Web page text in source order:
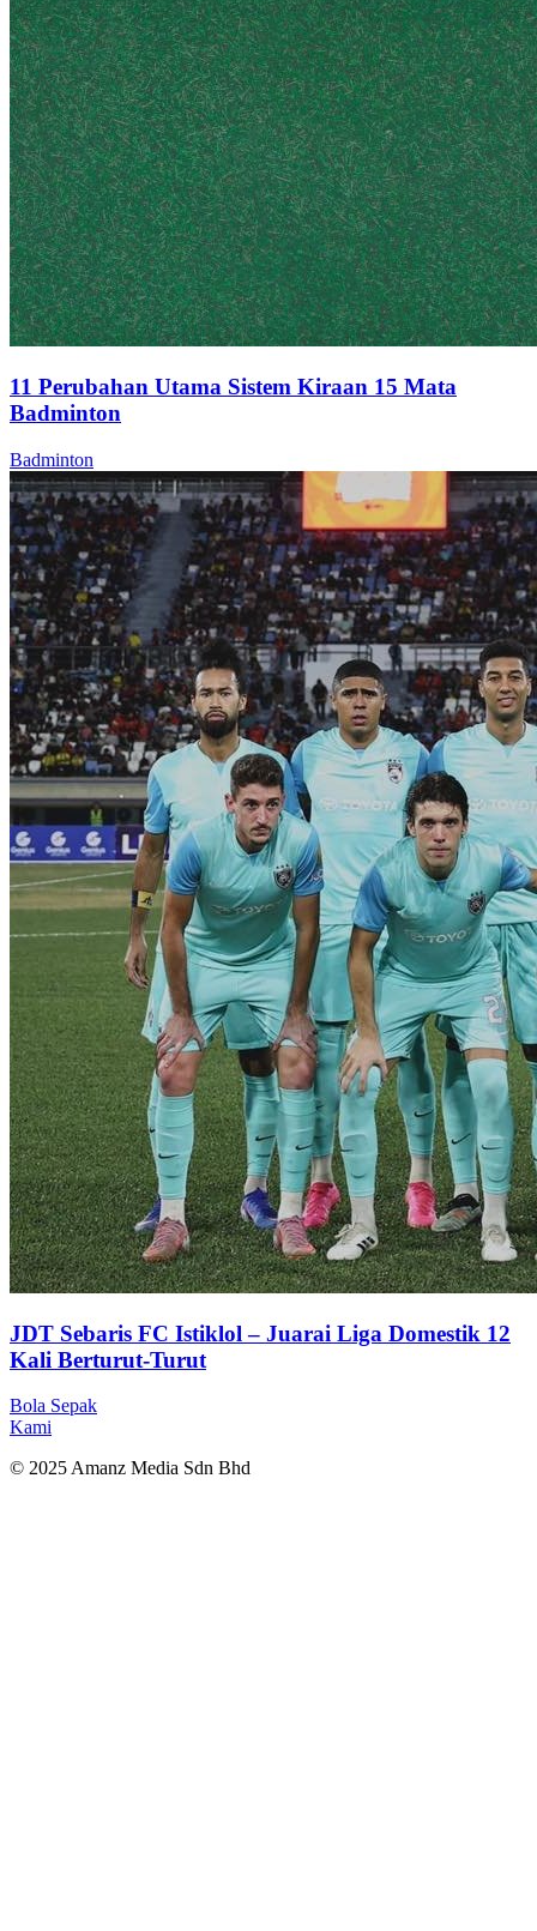
11 Perubahan Utama Sistem Kiraan 15 Mata
Badminton
Badminton
JDT Sebaris FC Istiklol – Juarai Liga Domestik 12
Kali Berturut-Turut
Bola Sepak
Kami
© 2025 Amanz Media Sdn Bhd